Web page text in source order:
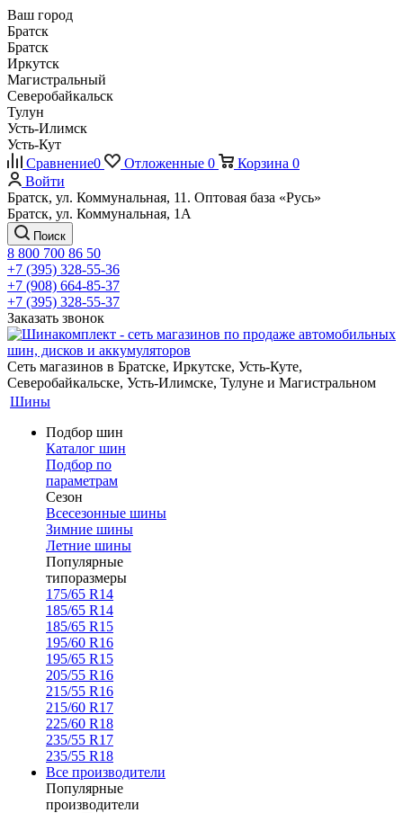
Ваш город
Братск
Братск
Иркутск
Магистральный
Северобайкальск
Тулун
Усть-Илимск
Усть-Кут
Сравнение0 Отложенные 0 Корзина 0
Войти
Братск, ул. Коммунальная, 11. Оптовая база «Русь»
Братск, ул. Коммунальная, 1А
Поиск
8 800 700 86 50
+7 (395) 328-55-36
+7 (908) 664-85-37
+7 (395) 328-55-37
Заказать звонок
Сеть магазинов в Братске, Иркутске, Усть-Куте,
Северобайкальске, Усть-Илимске, Тулуне и Магистральном
Шины
Подбор шин
Каталог шин
Подбор по
параметрам
Сезон
Всесезонные шины
Зимние шины
Летние шины
Популярные
типоразмеры
175/65 R14
185/65 R14
185/65 R15
195/60 R16
195/65 R15
205/55 R16
215/55 R16
215/60 R17
225/60 R18
235/55 R17
235/55 R18
Все производители
Популярные
производители